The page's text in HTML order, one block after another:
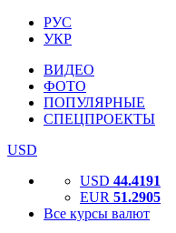
РУС
УКР
ВИДЕО
ФОТО
ПОПУЛЯРНЫЕ
СПЕЦПРОЕКТЫ
USD
USD 44.4191
EUR 51.2905
Все курсы валют